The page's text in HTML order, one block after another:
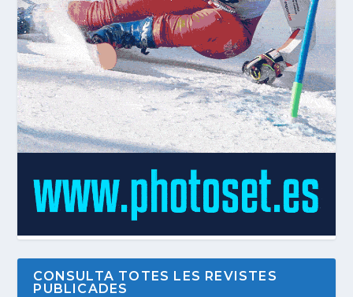
CONSULTA TOTES LES REVISTES
PUBLICADES